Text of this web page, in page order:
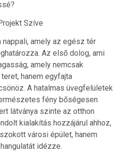
Szíve
amely az egész tér
Az első dolog, ami
amely nemcsak
hanem egyfajta
A hatalmas üvegfelületek
fény bőségesen
látványa szinte az otthon
kialakítás hozzájárul ahhoz,
városi épület, hanem
idézze.